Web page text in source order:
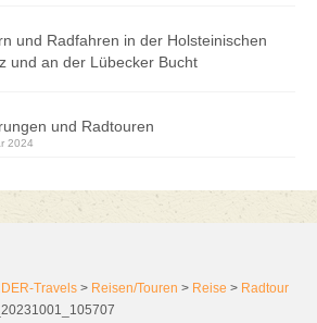
und Radfahren in der Holsteinischen
und an der Lübecker Bucht
und Radtouren
2024
Travels > Reisen/Touren > Reise > Radtour